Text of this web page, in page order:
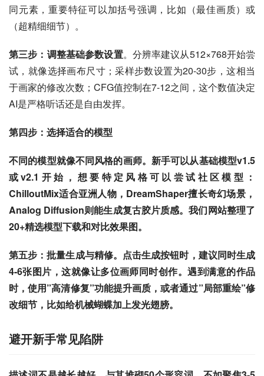
同元素，重要特征可以加括号强调，比如（最佳画质）或
（超精细细节）。
第三步：调整基础参数设置。分辨率建议从512×768开始尝
试，就像选择画布尺寸；采样步数设置为20-30步，这相当
于画家的修改次数；CFG值控制在7-12之间，这个数值决定
AI是严格听话还是自由发挥。
第四步：选择适合的模型
不同的模型就像不同风格的画师。新手可以从基础模型v1.5
或v2.1开始，想要特定风格可以尝试社区模型：
ChilloutMix适合亚洲人物，DreamShaper擅长奇幻场景，
Analog Diffusion则能生成复古胶片质感。我们网站整理了
20+精选模型下载和对比效果图。
第五步：批量生成与精修。点击生成按钮时，建议同时生成
4-6张图片，这就像让多位画师同时创作。遇到满意的作品
时，使用”高清修复”功能提升画质，或者通过”局部重绘”修
改细节，比如给机械蝴蝶加上发光翅膀。
避开新手常见陷阱